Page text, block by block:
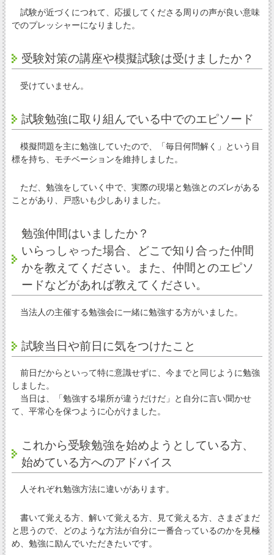
試験が近づくにつれて、応援してくださる周りの声が良い意味
でのプレッシャーになりました。
受験対策の講座や模擬試験は受けましたか？
受けていません。
試験勉強に取り組んでいる中でのエピソード
模擬問題を主に勉強していたので、「毎日何問解く」という目
標を持ち、モチベーションを維持しました。
ただ、勉強をしていく中で、実際の現場と勉強とのズレがある
ことがあり、戸惑いも少しありました。
勉強仲間はいましたか？
いらっしゃった場合、どこで知り合った仲間
かを教えてください。また、仲間とのエピソ
ードなどがあれば教えてください。
当法人の主催する勉強会に一緒に勉強する方がいました。
試験当日や前日に気をつけたこと
前日だからといって特に意識せずに、今までと同じように勉強
しました。
当日は、「勉強する場所が違うだけだ」と自分に言い聞かせ
て、平常心を保つように心がけました。
これから受験勉強を始めようとしている方、
始めている方へのアドバイス
人それぞれ勉強方法に違いがあります。
書いて覚える方、解いて覚える方、見て覚える方、さまざまだ
と思うので、どのような方法が自分に一番合っているのかを見極
め、勉強に励んでいただきたいです。